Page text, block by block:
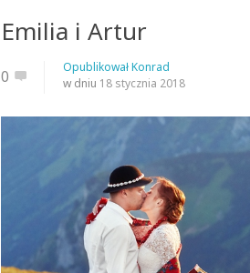
Emilia i Artur
0 OpublikowałKonrad
w dniu 18 stycznia 2018